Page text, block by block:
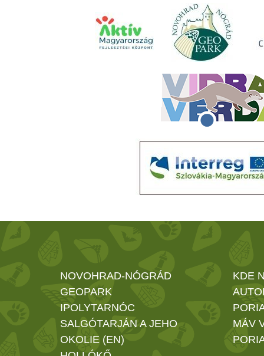
NOVOHRAD-NÓGRÁD
GEOPARK
IPOLYTARNÓC
SALGÓTARJÁN A JEHO
OKOLIE (EN)
KDE
MÁV